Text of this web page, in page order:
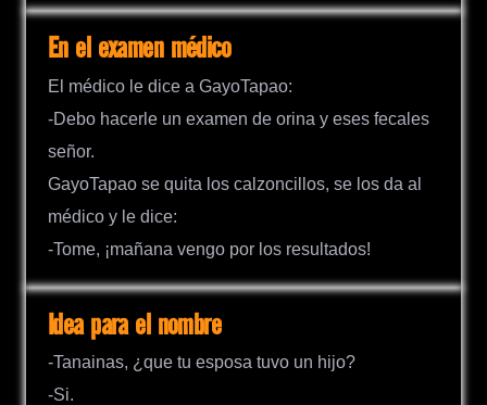
En el examen médico
El médico le dice a GayoTapao:
-Debo hacerle un examen de orina y eses fecales
señor.
GayoTapao se quita los calzoncillos, se los da al
médico y le dice:
-Tome, ¡mañana vengo por los resultados!
Idea para el nombre
-Tanainas, ¿que tu esposa tuvo un hijo?
-Si.